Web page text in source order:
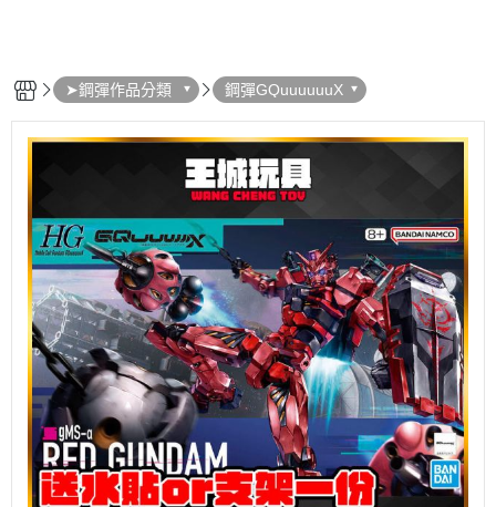
➤鋼彈作品分類 鋼彈GQuuuuuuX